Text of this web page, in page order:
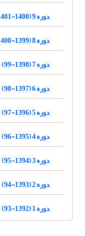
دوره 9 (1400-1401)
دوره 8 (1399-1400)
دوره 7 (1398-99)
دوره 6 (1397-98)
دوره 5 (1396-97)
دوره 4 (1395-96)
دوره 3 (1394-95)
دوره 2 (1393-94)
دوره 1 (1392-93)